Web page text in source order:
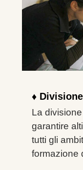
♦
La
garantire
tutti gli
formazione